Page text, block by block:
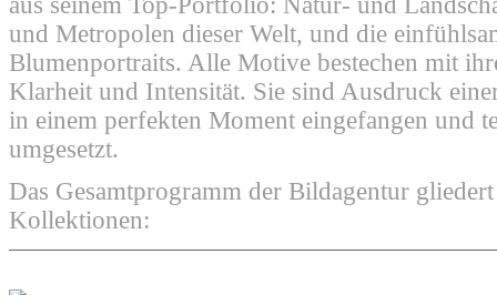
und Metropolen dieser Welt, und die
Blumenportraits. Alle Motive bestechen mit
Klarheit und Intensität. Sie sind Ausdruck
in einem perfekten Moment eingefangen und
umgesetzt.
Das Gesamtprogramm der Bildagentur
Kollektionen: